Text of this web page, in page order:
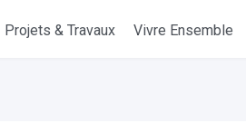
Projets & Travaux Vivre Ensemble